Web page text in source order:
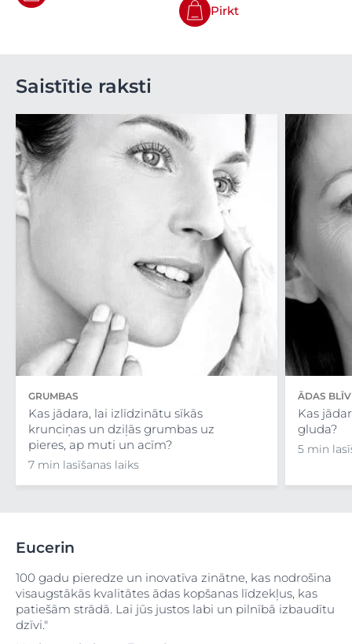
Pirkt
Saistītie raksti
GRUMBAS
Kas jādara, lai izlīdzinātu sīkās
krunciņas un dziļās grumbas uz
pieres, ap muti un acīm?
7 min lasīšanas laiks
ĀDAS
Kas
gluda?
5 min
Eucerin
100 gadu pieredze un inovatīva zinātne, kas nodrošina
visaugstākās kvalitātes ādas kopšanas līdzekļus, kas
patiešām strādā. Lai jūs justos labi un pilnībā izbaudītu
dzīvi."